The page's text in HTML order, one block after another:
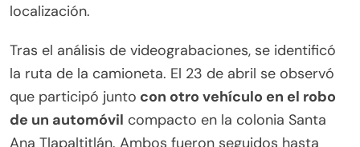
localización.
Tras el análisis de videograbaciones, se identificó
la ruta de la camioneta. El 23 de abril se observó
que participó junto con otro vehículo en el robo
de un automóvil compacto en la colonia Santa
Ana Tlapaltitlán. Ambos fueron seguidos hasta